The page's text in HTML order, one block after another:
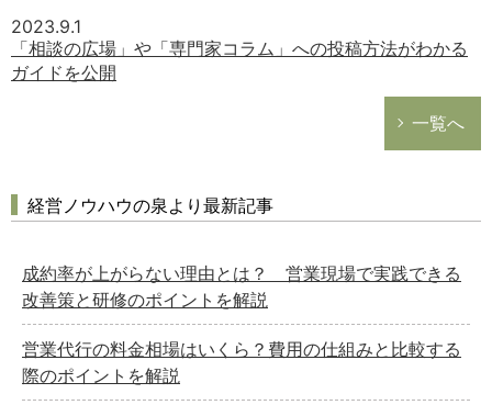
2023.9.1
「相談の広場」や「専門家コラム」への投稿方法がわかる
ガイドを公開
一覧へ
経営ノウハウの泉より最新記事
成約率が上がらない理由とは？ 営業現場で実践できる
改善策と研修のポイントを解説
営業代行の料金相場はいくら？費用の仕組みと比較する
際のポイントを解説